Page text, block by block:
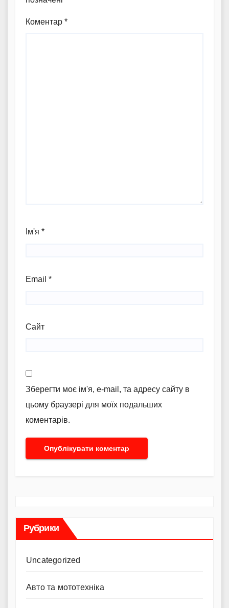
Коментар *
Ім'я *
Email *
Сайт
Зберегти моє ім'я, e-mail, та адресу сайту в
цьому браузері для моїх подальших
коментарів.
Рубрики
Uncategorized
Авто та мототехніка